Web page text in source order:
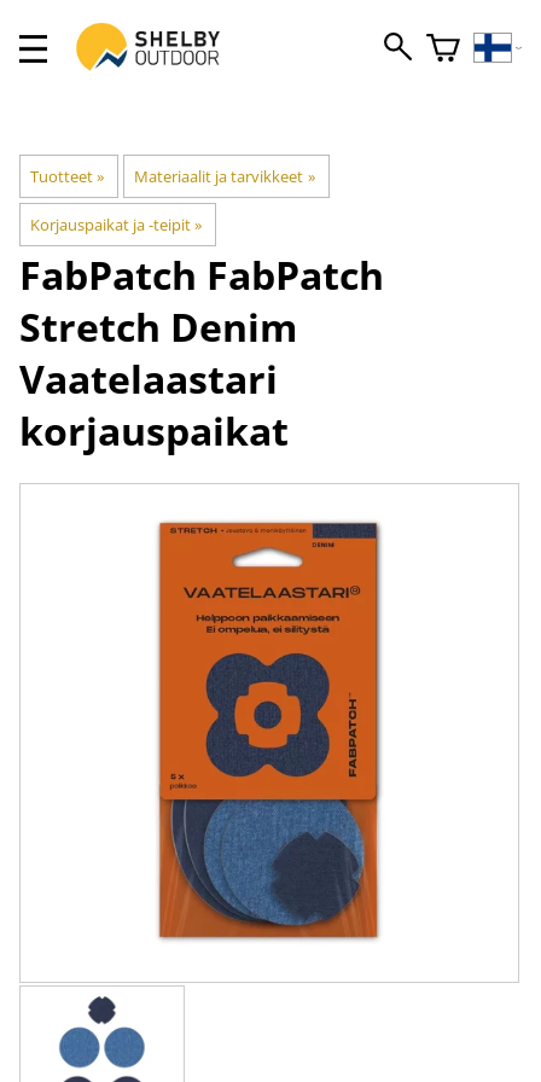
Tuotteet‪» Materiaalit ja tarvikkeet ‪»
Korjauspaikat ja -teipit‪»
FabPatch FabPatch
Stretch Denim
Vaatelaastari
korjauspaikat